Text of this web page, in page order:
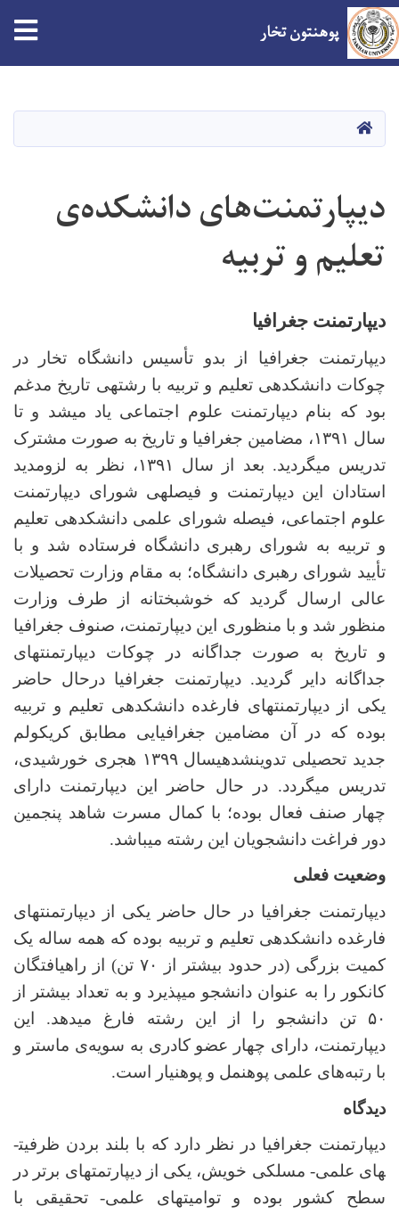
content
پوهنتون تخار
صفحه اصلی
دیپارتمنت‌های دانشکده‌ی
تعلیم و تربیه
دیپارتمنت جغرافیا
دیپارتمنت جغرافیا از بدو تأسیس دانشگاه تخار در
چوکات دانشکده­ی تعلیم و تربیه با رشته­ی تاریخ مدغم
بود که بنام دیپارتمنت علوم اجتماعی یاد می­شد و تا
سال ۱۳۹۱، مضامین جغرافیا و تاریخ به صورت مشترک
تدریس می­گردید. بعد از سال ۱۳۹۱، نظر به لزوم­دید
استادان این دیپارتمنت و فیصله­ی شورای دیپارتمنت
علوم اجتماعی، فیصله شورای علمی دانشکده­ی تعلیم
و تربیه به شورای رهبری دانشگاه فرستاده شد و با
تأیید شورای رهبری دانشگاه؛ به مقام وزارت تحصیلات
عالی ارسال گردید که خوشبختانه از طرف وزارت
منظور شد و با منظوری این دیپارتمنت، صنوف جغرافیا
و تاریخ به صورت جداگانه در چوکات دیپارتمنت­های
جداگانه دایر گردید. دیپارتمنت جغرافیا درحال حاضر
یکی از دیپارتمنت­های فارغ­ده دانشکده­ی تعلیم و تربیه
بوده که در آن مضامین جغرافیایی مطابق کریکولم
جدید تحصیلی تدوین­شده­یسال ۱۳۹۹ هجری خورشیدی
،
تدریس می­گردد. در حال حاضر این دیپارتمنت دارای
چهار صنف فعال بوده؛ با کمال مسرت شاهد پنجمین
دور فراغت دانشجویان این رشته می­باشد.
وضعیت فعلی
دیپارتمنت جغرافیا در حال حاضر یکی از دیپارتمنت­های
فارغ­ده دانشکده­ی تعلیم و تربیه بوده که همه ساله یک
کمیت بزرگی (در حدود بیش­تر از ۷۰ تن) از راه­یافتگان
کانکور را به عنوان دانشجو می­پذیرد و به تعداد بیش­تر از
۵۰ تن دانشجو را از این رشته فارغ می­دهد. این
دیپارتمنت، دارای چهار عضو کادری به سویه‌ی ماستر و
با رتبه‌های علمی پوهنمل و پوهنیار است.
دیدگاه
دیپارتمنت جغرافیا در نظر دارد که با بلند بردن ظرفیت­
های علمی- مسلکی خویش، یکی از دیپارتمت­های برتر در
سطح کشور بوده و توامیت­های علمی- تحقیقی با